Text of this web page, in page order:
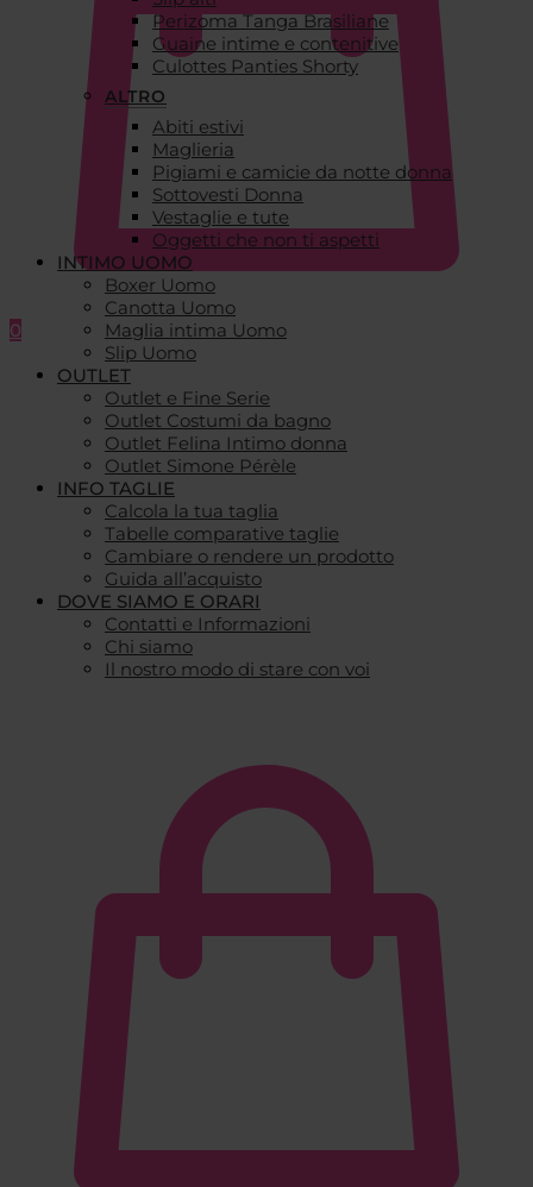
0
Perizoma Tanga Brasiliane
Guaine intime e contenitive
Culottes Panties Shorty
ALTRO
Abiti estivi
Maglieria
Pigiami e camicie da notte donna
Sottovesti Donna
Vestaglie e tute
Oggetti che non ti aspetti
INTIMO UOMO
Boxer Uomo
Canotta Uomo
Maglia intima Uomo
Slip Uomo
OUTLET
Outlet e Fine Serie
Outlet Costumi da bagno
Outlet Felina Intimo donna
Outlet Simone Pérèle
INFO TAGLIE
Calcola la tua taglia
Tabelle comparative taglie
Cambiare o rendere un prodotto
Guida all’acquisto
DOVE SIAMO E ORARI
Contatti e Informazioni
Chi siamo
Il nostro modo di stare con voi